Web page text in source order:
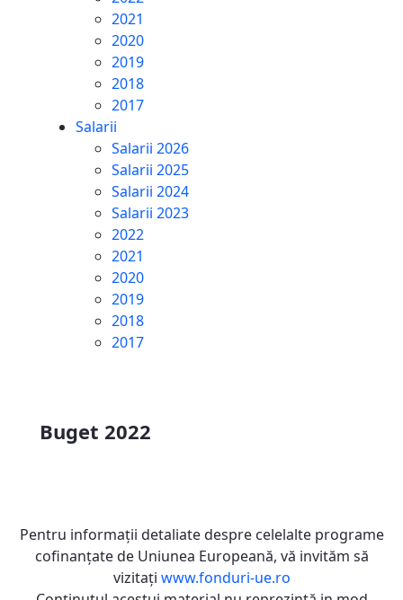
2021
2020
2019
2018
2017
Salarii
Salarii 2026
Salarii 2025
Salarii 2024
Salarii 2023
2022
2021
2020
2019
2018
2017
Buget 2022
Pentru informaţii detaliate despre celelalte programe
cofinanţate de Uniunea Europeană, vă invităm să
vizitaţi www.fonduri-ue.ro